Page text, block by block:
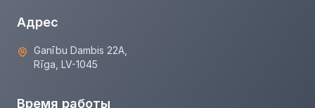
Адрес
Ganību Dambis 22A,
Rīga, LV-1045
Время работы